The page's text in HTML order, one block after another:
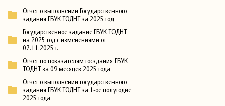
Отчет о выполнении Государственного
задания ГБУК ТОДНТ за 2025 год
Государственное задание ГБУК ТОДНТ
на 2025 год с изменениями от
07.11.2025 г.
Отчет по показателям госздания ГБУК
ТОДНТ за 09 месяцев 2025 года
Отчет о выполнении государственного
задания ГБУК ТОДНТ за 1-ое полугодие
2025 года